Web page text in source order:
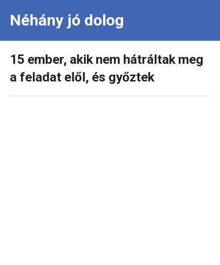
Néhány jó dolog
15 ember, akik nem hátráltak meg
a feladat elől, és győztek